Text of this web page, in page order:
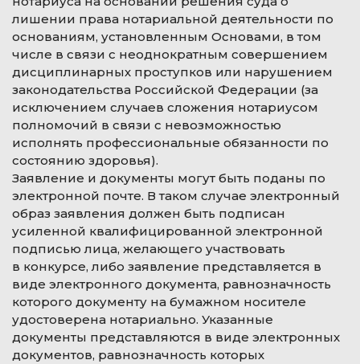
лишении права нотариальной деятельности по
основаниям, установленным Основами, в том
числе в связи с неоднократным совершением
дисциплинарных проступков или нарушением
законодательства Российской Федерации (за
исключением случаев сложения нотариусом
полномочий в связи с невозможностью
исполнять профессиональные обязанности по
состоянию здоровья).
Заявление и документы могут быть поданы по
электронной почте. В таком случае электронный
образ заявления должен быть подписан
усиленной квалифицированной электронной
подписью лица, желающего участвовать
в конкурсе, либо заявление представляется в
виде электронного документа, равнозначность
которого документу на бумажном носителе
удостоверена нотариально. Указанные
документы представляются в виде электронных
документов, равнозначность которых